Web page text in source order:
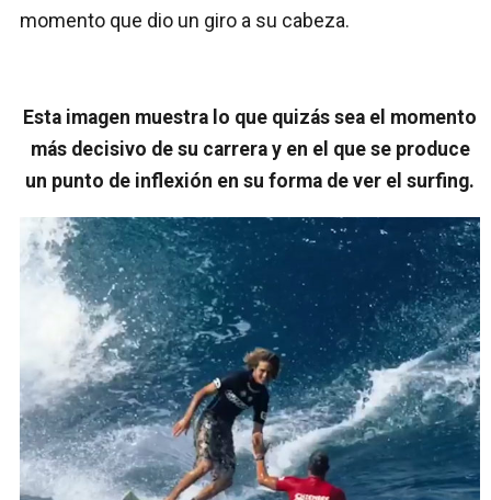
momento que dio un giro a su cabeza.
Esta imagen muestra lo que quizás sea el momento
más decisivo de su carrera y en el que se produce
un punto de inflexión en su forma de ver el surfing.